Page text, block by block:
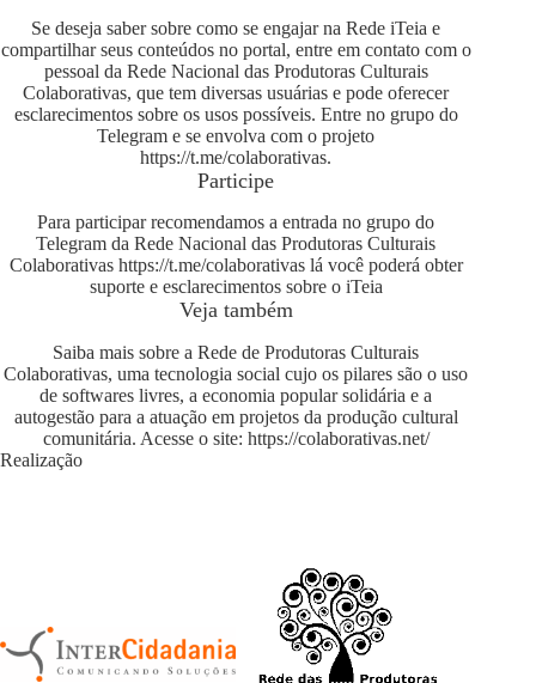
Se deseja saber sobre como se engajar na Rede iTeia e
compartilhar seus conteúdos no portal, entre em contato com o
pessoal da Rede Nacional das Produtoras Culturais
Colaborativas, que tem diversas usuárias e pode oferecer
esclarecimentos sobre os usos possíveis. Entre no grupo do
Telegram e se envolva com o projeto
https://t.me/colaborativas.
Participe
Para participar recomendamos a entrada no grupo do
Telegram da Rede Nacional das Produtoras Culturais
Colaborativas https://t.me/colaborativaslá você poderá obter
suporte e esclarecimentos sobre o iTeia
Veja também
Saiba mais sobre a Rede de Produtoras Culturais
Colaborativas, uma tecnologia social cujo os pilares são o uso
de softwares livres, a economia popular solidária e a
autogestão para a atuação em projetos da produção cultural
comunitária. Acesse o site: https://colaborativas.net/
Realização